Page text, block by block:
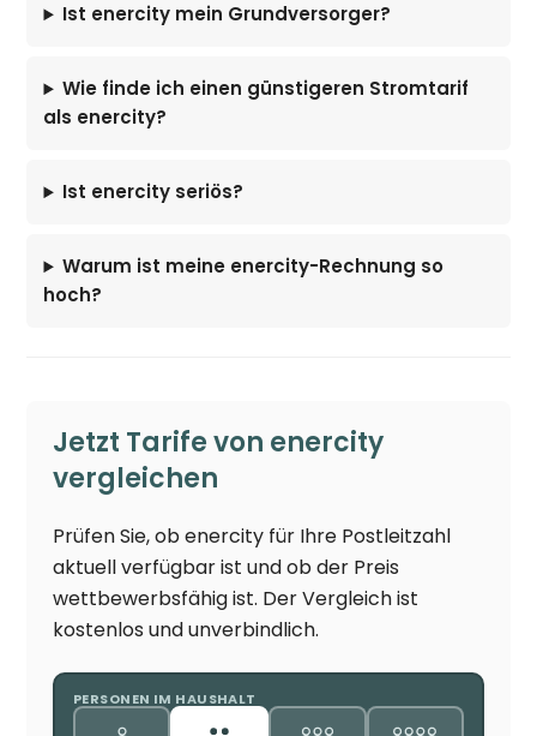
Ist enercity mein Grundversorger?
Wie finde ich einen günstigeren Stromtarif
als enercity?
Ist enercity seriös?
Warum ist meine enercity-Rechnung so
hoch?
Jetzt Tarife von enercity
vergleichen
Prüfen Sie, ob enercity für Ihre Postleitzahl
aktuell verfügbar ist und ob der Preis
wettbewerbsfähig ist. Der Vergleich ist
kostenlos und unverbindlich.
PERSONEN IM HAUSHALT